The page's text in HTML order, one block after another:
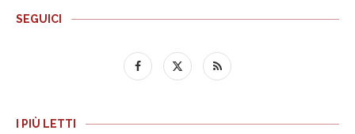
SEGUICI
I PIÙ LETTI